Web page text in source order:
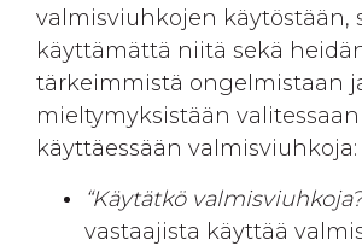
valmisviuhkojen käytöstään,
käyttämättä niitä sekä
tärkeimmistä ongelmistaan
mieltymyksistään valitessaan
käyttäessään valmisviuhkoja:
“Käytätkö
vastaajista käyttää